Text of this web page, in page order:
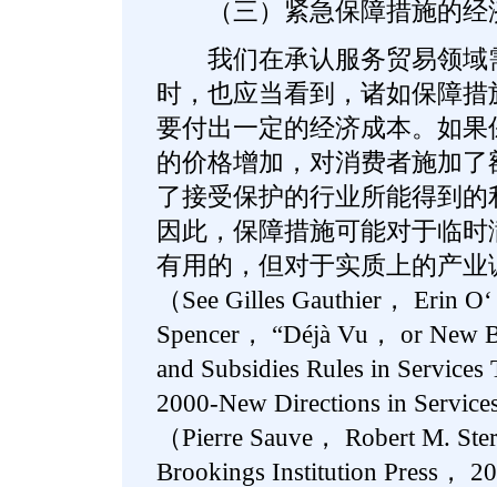
（三）紧急保障措施的经
我们在承认服务贸易领域
时，也应当看到，诸如保障
要付出一定的经济成本。如
的价格增加，对消费者施加
了接受保护的行业所能得到
因此，保障措施可能对于临
有用的，但对于实质上的产
（See Gilles Gauthier， Erin
Spencer， “Déjà Vu， or New
and Subsidies Rules in
2000-New Directions in
（Pierre Sauve， Robert M.
Brookings Institution Press，